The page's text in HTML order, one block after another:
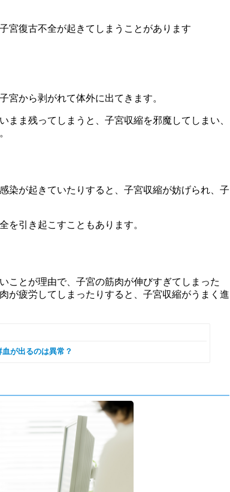
宮復古不全が起きてしまうことがあります
宮から剥がれて体外に出てきます。
まま残ってしまうと、子宮収縮を邪魔してしまい、
染が起きていたりすると、子宮収縮が妨げられ、子
を引き起こすこともあります。
ことが理由で、子宮の筋肉が伸びすぎてしまった
が疲労してしまったりすると、子宮収縮がうまく進
が出るのは異常？